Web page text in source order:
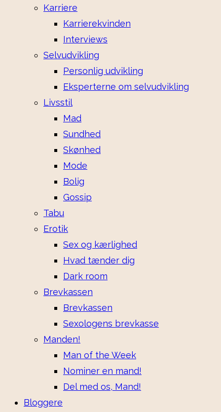
Karriere
Karrierekvinden
Interviews
Selvudvikling
Personlig udvikling
Eksperterne om selvudvikling
Livsstil
Mad
Sundhed
Skønhed
Mode
Bolig
Gossip
Tabu
Erotik
Sex og kærlighed
Hvad tænder dig
Dark room
Brevkassen
Brevkassen
Sexologens brevkasse
Manden!
Man of the Week
Nominer en mand!
Del med os, Mand!
Bloggere